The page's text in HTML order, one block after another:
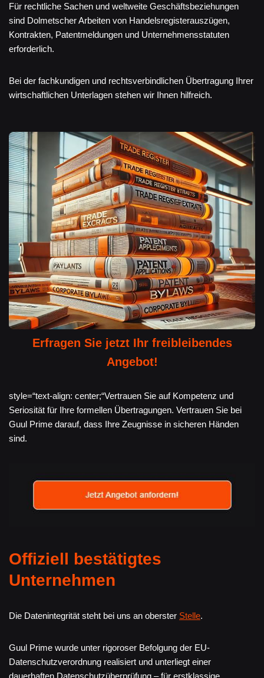
Für rechtliche Sachen und weltweite Geschäftsbeziehungen
sind Dolmetscher Arbeiten von Handelsregisterauszügen,
Kontrakten, Patentmeldungen und Unternehmensstatuten
erforderlich.
Bei der fachkundigen und rechtsverbindlichen Übertragung Ihrer
wirtschaftlichen Unterlagen stehen wir Ihnen hilfreich.
Erfragen Sie jetzt Ihr freibleibendes
Angebot!
style=“text-align: center;“Vertrauen Sie auf Kompetenz und
Seriosität für Ihre formellen Übertragungen. Vertrauen Sie bei
Guul Prime darauf, dass Ihre Zeugnisse in sicheren Händen
sind.
Offiziell bestätigtes
Unternehmen
Die Datenintegrität steht bei uns an oberster Stelle.
Guul Prime wurde unter rigoroser Befolgung der EU-
Datenschutzverordnung realisiert und unterliegt einer
dauerhaften Datenschutzüberprüfung – für erstklassige